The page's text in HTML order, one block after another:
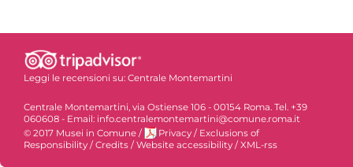
Leggi le recensioni su: Centrale Montemartini
Centrale Montemartini, via Ostiense 106 - 00154 Roma. Tel. +39
060608 - Email: info.centralemontemartini@comune.roma.it
© 2017 Musei in Comune / Privacy / Exclusions of
Responsibility / Credits / Website accessibility / XML-rss